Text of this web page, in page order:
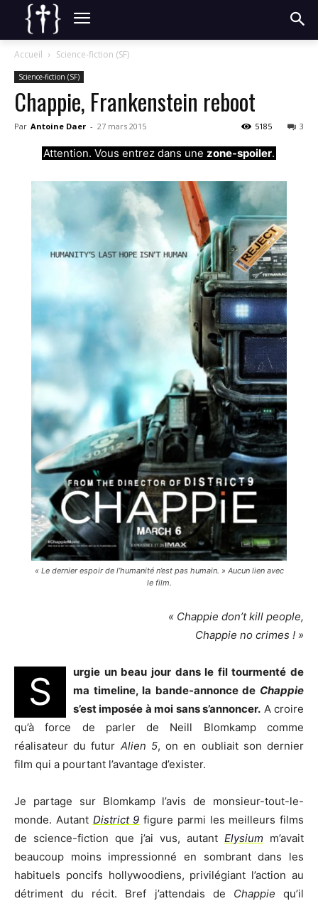
Accueil Science-fiction (SF)
Science-fiction (SF)
Chappie, Frankenstein reboot
Par Antoine Daer - 27 mars 2015 3
5185
Attention. Vous entrez dans une zone-spoiler.
« Le dernier espoir de l’humanité n’est pas humain. » Aucun lien avec
le film.
« Chappie don’t kill people,
Chappie no crimes ! »
S
urgie un beau jour dans le fil tourmenté de
ma timeline, la bande-annonce de Chappie
s’est imposée à moi sans s’annoncer. A croire
qu’à force de parler de Neill Blomkamp comme
réalisateur du futur Alien 5, on en oubliait son dernier
film qui a pourtant l’avantage d’exister.
Je partage sur Blomkamp l’avis de monsieur-tout-le-
monde. Autant District 9 figure parmi les meilleurs films
de science-fiction que j’ai vus, autant Elysium m’avait
beaucoup moins impressionné en sombrant dans les
habituels poncifs hollywoodiens, privilégiant l’action au
détriment du récit. Bref j’attendais de Chappie qu’il